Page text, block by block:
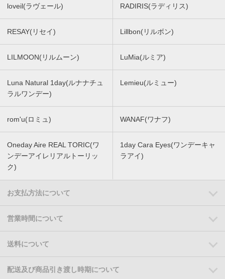
loveil(ラヴェール) RADIRIS(ラディリス)
RESAY(リセイ) Lillbon(リルボン)
LILMOON(リルムーン) LuMia(ルミア)
Luna Natural 1day(ルナナチュ
ラルワンデー)
Lemieu(ルミュー)
rom'u(ロミュ) WANAF(ワナフ)
Oneday Aire REAL TORIC(ワ
ンデーアイレリアルトーリッ
ク)
1day Cara Eyes(ワンデーキャ
ラアイ)
お支払方法について
営業時間について
送料について
配送及び商品引き渡し時期について